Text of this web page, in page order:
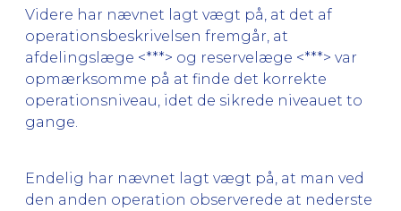
Videre har nævnet lagt vægt på, at det af
operationsbeskrivelsen fremgår, at
afdelingslæge <***> og reservelæge <***> var
opmærksomme på at finde det korrekte
operationsniveau, idet de sikrede niveauet to
gange.
Endelig har nævnet lagt vægt på, at man ved
den anden operation observerede at nederste